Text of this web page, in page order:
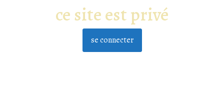
ce site est privé
se connecter